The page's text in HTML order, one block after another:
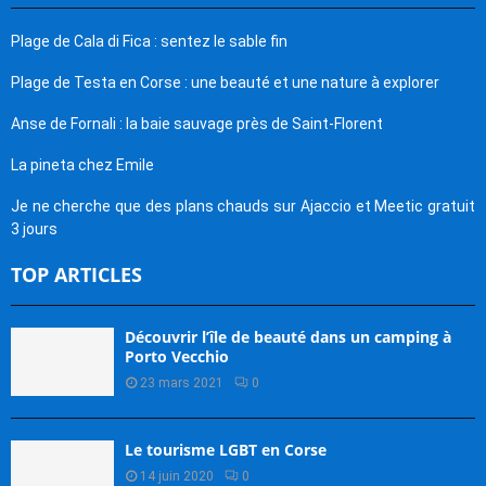
Plage de Cala di Fica : sentez le sable fin
Plage de Testa en Corse : une beauté et une nature à explorer
Anse de Fornali : la baie sauvage près de Saint-Florent
La pineta chez Emile
Je ne cherche que des plans chauds sur Ajaccio et Meetic gratuit
3 jours
TOP ARTICLES
Découvrir l’île de beauté dans un camping à
Porto Vecchio
23 mars 2021 0
Le tourisme LGBT en Corse
14 juin 2020 0